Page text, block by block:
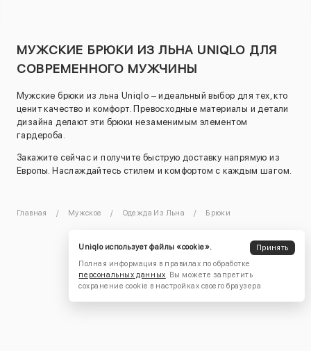
МУЖСКИЕ БРЮКИ ИЗ ЛЬНА UNIQLO ДЛЯ
СОВРЕМЕННОГО МУЖЧИНЫ
Мужские брюки из льна Uniqlo – идеальный выбор для тех, кто
ценит качество и комфорт. Превосходные материалы и детали
дизайна делают эти брюки незаменимым элементом
гардероба.
Закажите сейчас и получите быструю доставку напрямую из
Европы. Наслаждайтесь стилем и комфортом с каждым шагом.
Главная Мужское Одежда Из Льна Брюки
Uniqlo использует файлы «cookie».
Принять
Полная информация в правилах по обработке
персональных данных. Вы можете запретить
сохранение cookie в настройках своего браузера